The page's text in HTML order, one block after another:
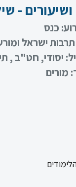
ושיעורים -
כנס
תרבות ישראל
יסודי, חט"ב ,
מורים